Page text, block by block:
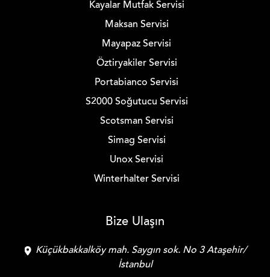
Kayalar Mutfak Servisi
Maksan Servisi
Mayapaz Servisi
Öztiryakiler Servisi
Portabianco Servisi
S2000 Soğutucu Servisi
Scotsman Servisi
Simag Servisi
Unox Servisi
Winterhalter Servisi
Bize Ulaşın
Küçükbakkalköy mah. Saygın sok. No 3 Ataşehir/
İstanbul